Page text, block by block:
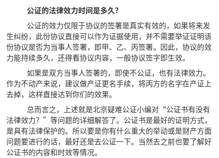
公证的法律效力时间是多久?
公证的效力仅限于协议的签署是真实有效的，如果将来发
生纠纷，此份协议直接可以作为证据使用，并不需要举证证明该
份协议是否为当事人签署，即甲、乙、丙签署。因此，协议的效
力能持续多久，还得看协议内容，一般协议签字即生效。
如果是双方当事人签署的，即使不公证，也有法律效力。
作为不动产来说，建议做产证更名手续，将丙方的名字在产证上
去掉，这样直接达到你们的效果。
总而言之，上述就是北京疑难公证小编对“公证书有没有
法律效力？”等问题的详细解答了。公证书是最好的证明方式，
是具有法律保护的。所以要是你有什么重大的举动或是财产方面
问题要进行的话，最好还是去公证一下。当然去之前也要了解好
公证书的内容和时效等情况。